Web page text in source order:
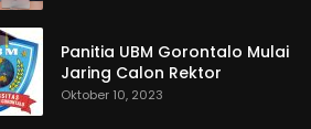
Panitia UBM Gorontalo Mulai
Jaring Calon Rektor
Oktober 10, 2023